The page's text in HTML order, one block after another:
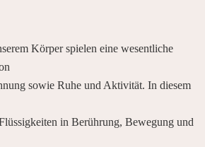
Körper spielen eine wesentliche
sowie Ruhe und Aktivität. In diesem
in Berührung, Bewegung und